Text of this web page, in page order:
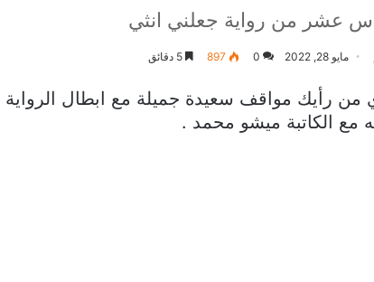
عشر من رواية جعلني انثي
مايو 28, 2022 0
897
رأيك مواقف سعيدة جميلة مع ابطال
مع الكاتبة ميشو محمد .